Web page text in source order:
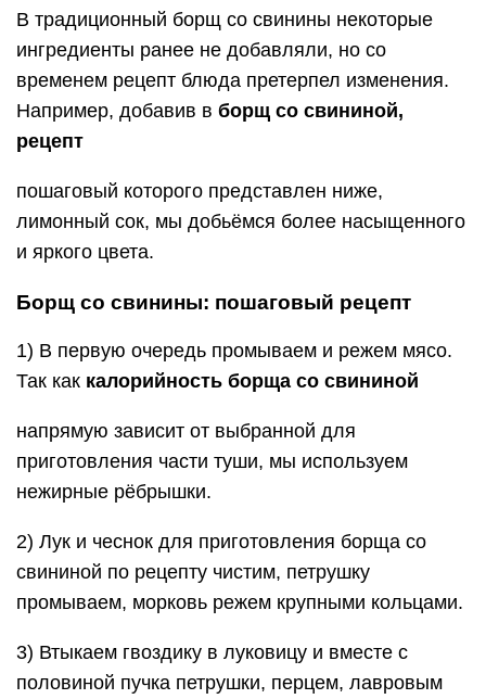
В традиционный борщ со свинины некоторые
ингредиенты ранее не добавляли, но со
временем рецепт блюда претерпел изменения.
Например, добавив в борщ со свининой,
рецепт
пошаговый которого представлен ниже,
лимонный сок, мы добьёмся более насыщенного
и яркого цвета.
Борщ со свинины: пошаговый рецепт
1) В первую очередь промываем и режем мясо.
Так как калорийность борща со свининой
напрямую зависит от выбранной для
приготовления части туши, мы используем
нежирные рёбрышки.
2) Лук и чеснок для приготовления борща со
свининой по рецепту чистим, петрушку
промываем, морковь режем крупными кольцами.
3) Втыкаем гвоздику в луковицу и вместе с
половиной пучка петрушки, перцем, лавровым